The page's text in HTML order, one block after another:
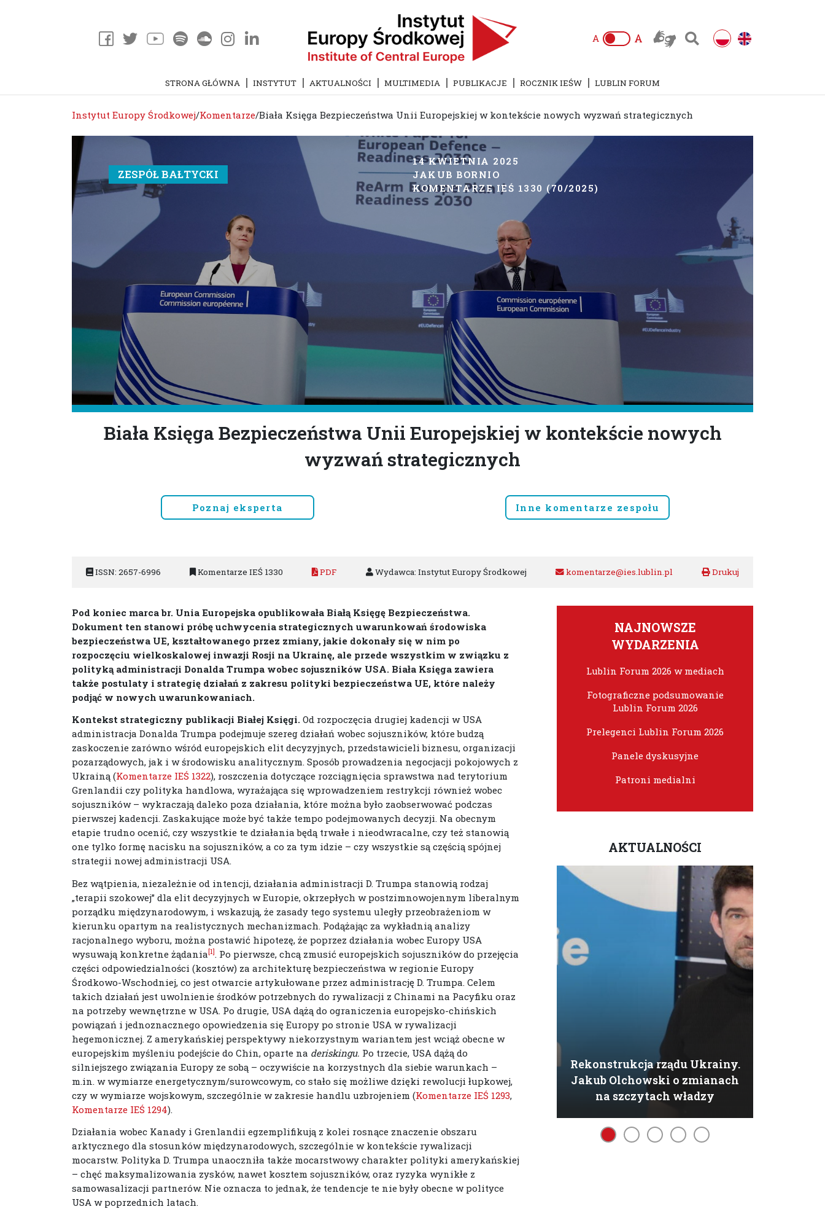
A A
STRONA GŁÓWNA INSTYTUT AKTUALNOŚCI MULTIMEDIA PUBLIKACJE ROCZNIK IEŚW LUBLIN FORUM
Instytut Europy Środkowej/Komentarze/Biała Księga Bezpieczeństwa Unii Europejskiej w kontekście nowych wyzwań strategicznych
ZESPÓŁ BAŁTYCKI
14 KWIETNIA 2025
JAKUB BORNIO
KOMENTARZE IEŚ 1330 (70/2025)
Biała Księga Bezpieczeństwa Unii Europejskiej w kontekście nowych
wyzwań strategicznych
Poznaj eksperta Inne komentarze zespołu
ISSN: 2657-6996 Komentarze IEŚ 1330 PDF Wydawca: Instytut Europy Środkowej komentarze@ies.lublin.pl
Pod koniec marca br. Unia Europejska opublikowała Białą Księgę Bezpieczeństwa.
Dokument ten stanowi próbę uchwycenia strategicznych uwarunkowań środowiska
bezpieczeństwa UE, kształtowanego przez zmiany, jakie dokonały się w nim po
rozpoczęciu wielkoskalowej inwazji Rosji na Ukrainę, ale przede wszystkim w związku z
polityką administracji Donalda Trumpa wobec sojuszników USA. Biała Księga zawiera
także postulaty i strategię działań z zakresu polityki bezpieczeństwa UE, które należy
podjąć w nowych uwarunkowaniach.
Kontekst strategiczny publikacji Białej Księgi. Od rozpoczęcia drugiej kadencji w USA
administracja Donalda Trumpa podejmuje szereg działań wobec sojuszników, które budzą
zaskoczenie zarówno wśród europejskich elit decyzyjnych, przedstawicieli biznesu, organizacji
pozarządowych, jak i w środowisku analitycznym. Sposób prowadzenia negocjacji pokojowych z
Ukrainą (Komentarze IEŚ 1322), roszczenia dotyczące rozciągnięcia sprawstwa nad terytorium
Grenlandii czy polityka handlowa, wyrażająca się wprowadzeniem restrykcji również wobec
sojuszników – wykraczają daleko poza działania, które można było zaobserwować podczas
pierwszej kadencji. Zaskakujące może być także tempo podejmowanych decyzji. Na obecnym
etapie trudno ocenić, czy wszystkie te działania będą trwałe i nieodwracalne, czy też stanowią
one tylko formę nacisku na sojuszników, a co za tym idzie – czy wszystkie są częścią spójnej
strategii nowej administracji USA.
Bez wątpienia, niezależnie od intencji, działania administracji D. Trumpa stanowią rodzaj
„terapii szokowej” dla elit decyzyjnych w Europie, okrzepłych w postzimnowojennym liberalnym
porządku międzynarodowym, i wskazują, że zasady tego systemu uległy przeobrażeniom w
kierunku opartym na realistycznych mechanizmach. Podążając za wykładnią analizy
racjonalnego wyboru, można postawić hipotezę, że poprzez działania wobec Europy USA
wysuwają konkretne żądania[1]. Po pierwsze, chcą zmusić europejskich sojuszników do przejęcia
części odpowiedzialności (kosztów) za architekturę bezpieczeństwa w regionie Europy
Środkowo-Wschodniej, co jest otwarcie artykułowane przez administrację D. Trumpa. Celem
takich działań jest uwolnienie środków potrzebnych do rywalizacji z Chinami na Pacyfiku oraz
na potrzeby wewnętrzne w USA. Po drugie, USA dążą do ograniczenia europejsko-chińskich
powiązań i jednoznacznego opowiedzenia się Europy po stronie USA w rywalizacji
hegemonicznej. Z amerykańskiej perspektywy niekorzystnym wariantem jest wciąż obecne w
europejskim myśleniu podejście do Chin, oparte na deriskingu. Po trzecie, USA dążą do
silniejszego związania Europy ze sobą – oczywiście na korzystnych dla siebie warunkach –
m.in. w wymiarze energetycznym/surowcowym, co stało się możliwe dzięki rewolucji łupkowej,
czy w wymiarze wojskowym, szczególnie w zakresie handlu uzbrojeniem (Komentarze IEŚ 1293,
Komentarze IEŚ 1294).
Działania wobec Kanady i Grenlandii egzemplifikują z kolei rosnące znaczenie obszaru
arktycznego dla stosunków międzynarodowych, szczególnie w kontekście rywalizacji
mocarstw. Polityka D. Trumpa unaoczniła także mocarstwowy charakter polityki amerykańskiej
– chęć maksymalizowania zysków, nawet kosztem sojuszników, oraz ryzyka wynikłe z
samowasalizacji partnerów. Nie oznacza to jednak, że tendencje te nie były obecne w polityce
USA w poprzednich latach.
NAJNOWSZE
WYDARZENIA
Lublin Forum 2026 w mediach
Fotograficzne podsumowanie
Lublin Forum 2026
Prelegenci Lublin Forum 2026
Panele dyskusyjne
Patroni medialni
AKTUALNOŚCI
Rekonstrukcja rządu Ukrainy.
Jakub Olchowski o zmianach
na szczytach władzy